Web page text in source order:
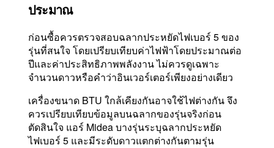
ประมาณ
ก่อนซื้อควรตรวจสอบฉลากประหยัดไฟเบอร์ 5 ของ
รุ่นที่สนใจ โดยเปรียบเทียบค่าไฟฟ้าโดยประมาณต่อ
ปีและค่าประสิทธิภาพพลังงาน ไม่ควรดูเฉพาะ
จำนวนดาวหรือคำว่าอินเวอร์เตอร์เพียงอย่างเดียว
เครื่องขนาด BTU ใกล้เคียงกันอาจใช้ไฟต่างกัน จึง
ควรเปรียบเทียบข้อมูลบนฉลากของรุ่นจริงก่อน
ตัดสินใจ แอร์ Midea บางรุ่นระบุฉลากประหยัด
ไฟเบอร์ 5 และมีระดับดาวแตกต่างกันตามรุ่น